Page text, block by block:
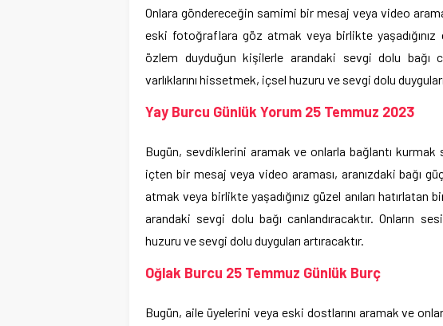
Onlara göndereceğin samimi bir mesaj veya video
eski fotoğraflara göz atmak veya birlikte yaşadığınız
özlem duyduğun kişilerle arandaki sevgi dolu bağı
varlıklarını hissetmek, içsel huzuru ve sevgi dolu
Yay Burcu Günlük Yorum 25 Temmuz 2023
Bugün, sevdiklerini aramak ve onlarla bağlantı
içten bir mesaj veya video araması, aranızdaki bağı
atmak veya birlikte yaşadığınız güzel anıları
arandaki sevgi dolu bağı canlandıracaktır. Onların
huzuru ve sevgi dolu duyguları artıracaktır.
Oğlak Burcu 25 Temmuz Günlük Burç
Bugün, aile üyelerini veya eski dostlarını aramak ve